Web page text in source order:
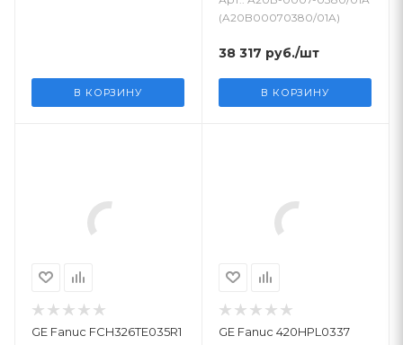
В КОРЗИНУ
(A20B00070380/01A)
38 317 руб./шт
В КОРЗИНУ
GE Fanuc FCH326TE035R1 GE Fanuc 420HPL0337